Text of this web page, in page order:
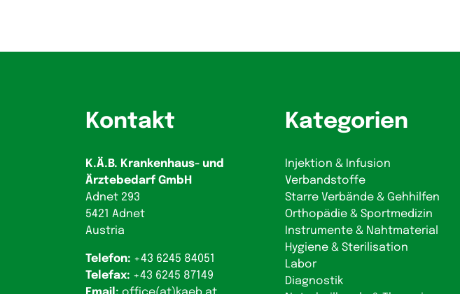
Kontakt
K.Ä.B. Krankenhaus- und
Ärztebedarf GmbH
Adnet 293
5421 Adnet
Austria
Telefon: +43 6245 84051
Telefax: +43 6245 87149
Kategorien
Injektion & Infusion
Verbandstoffe
Starre Verbände & Gehhilfen
Orthopädie & Sportmedizin
Instrumente & Nahtmaterial
Hygiene & Sterilisation
Labor
Diagnostik